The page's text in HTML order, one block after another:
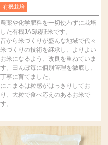
有機栽培
農薬や化学肥料を一切使わずに栽培
した有機JAS認証米です。
昔から米づくりが盛んな地域で代々
米づくりの技術を継承し、よりよい
お米になるよう、改良を重ねていま
す。田んぼ毎に個別管理を徹底し、
丁寧に育てました。
にこまるは粒感がはっきりしてお
り、大粒で食べ応えのあるお米で
す。